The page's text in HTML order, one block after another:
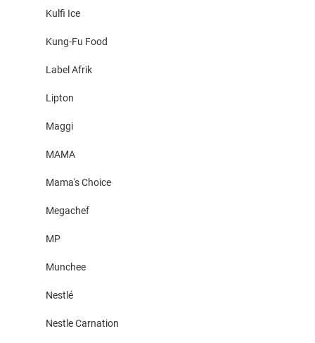
Kulfi Ice
Kung-Fu Food
Label Afrik
Lipton
Maggi
MAMA
Mama's Choice
Megachef
MP
Munchee
Nestlé
Nestle Carnation